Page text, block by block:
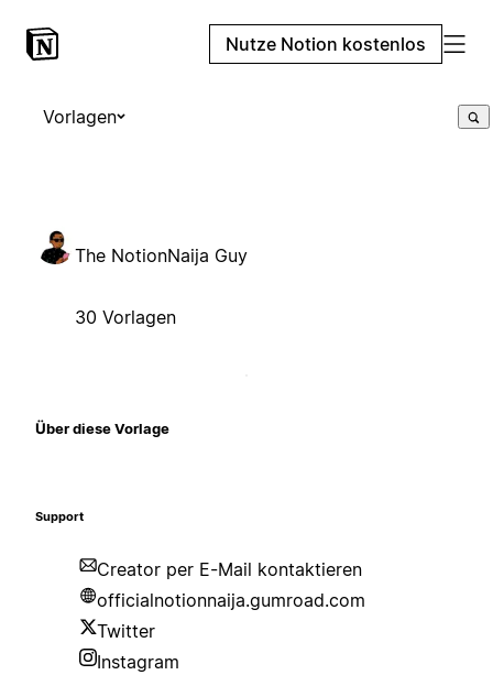
Nutze Notion kostenlos
Vorlagen
The NotionNaija Guy
30 Vorlagen
Über diese Vorlage
Support
Creator per E-Mail kontaktieren
officialnotionnaija.gumroad.com
Twitter
Instagram